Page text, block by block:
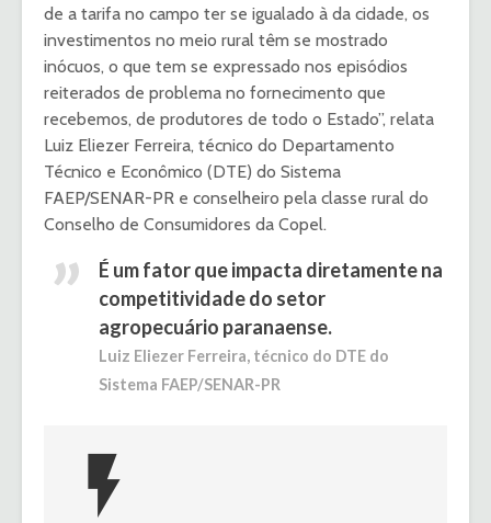
de a tarifa no campo ter se igualado à da cidade, os
investimentos no meio rural têm se mostrado
inócuos, o que tem se expressado nos episódios
reiterados de problema no fornecimento que
recebemos, de produtores de todo o Estado”, relata
Luiz Eliezer Ferreira, técnico do Departamento
Técnico e Econômico (DTE) do Sistema
FAEP/SENAR-PR e conselheiro pela classe rural do
Conselho de Consumidores da Copel.
É um fator que impacta diretamente na
competitividade do setor
agropecuário paranaense.
Luiz Eliezer Ferreira, técnico do DTE do
Sistema FAEP/SENAR-PR
flash_on